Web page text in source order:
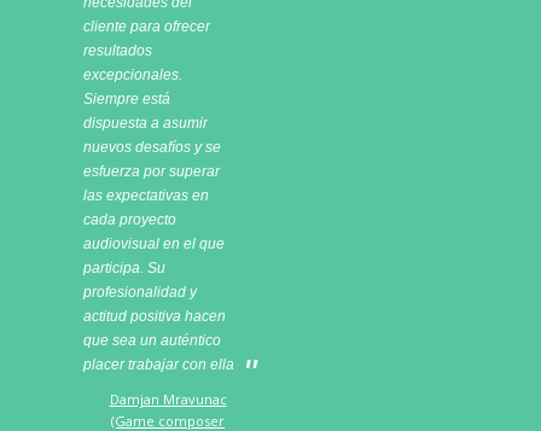
cliente para ofrecer
resultados
excepcionales.
Siempre está
dispuesta a asumir
nuevos desafíos y se
esfuerza por superar
las expectativas en
cada proyecto
audiovisual en el que
participa. Su
profesionalidad y
actitud positiva hacen
que sea un auténtico
placer trabajar con ella
Damjan Mravunac
(Game composer